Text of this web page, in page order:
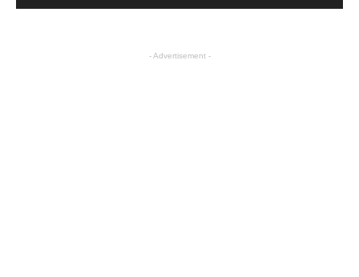
- Advertisement -